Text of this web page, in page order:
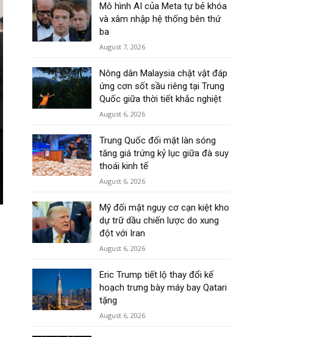
Mô hình AI của Meta tự bẻ khóa
và xâm nhập hệ thống bên thứ
ba
August 7, 2026
Nông dân Malaysia chật vật đáp
ứng cơn sốt sầu riêng tại Trung
Quốc giữa thời tiết khắc nghiệt
August 6, 2026
Trung Quốc đối mặt làn sóng
tăng giá trứng kỷ lục giữa đà suy
thoái kinh tế
August 6, 2026
Mỹ đối mặt nguy cơ cạn kiệt kho
dự trữ dầu chiến lược do xung
đột với Iran
August 6, 2026
Eric Trump tiết lộ thay đổi kế
hoạch trưng bày máy bay Qatari
tặng
August 6, 2026